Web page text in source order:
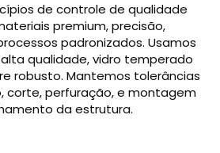
de controle de qualidade
premium, precisão,
padronizados. Usamos
qualidade, vidro temperado
robusto. Mantemos tolerâncias
corte, perfuração, e montagem
da estrutura.